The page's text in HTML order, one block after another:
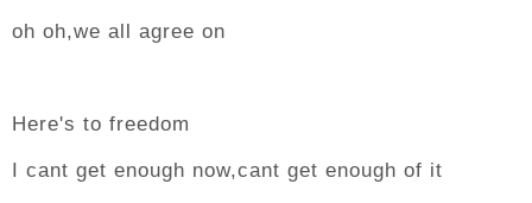
oh oh,we all agree on
Here's to freedom
I cant get enough now,cant get enough of it